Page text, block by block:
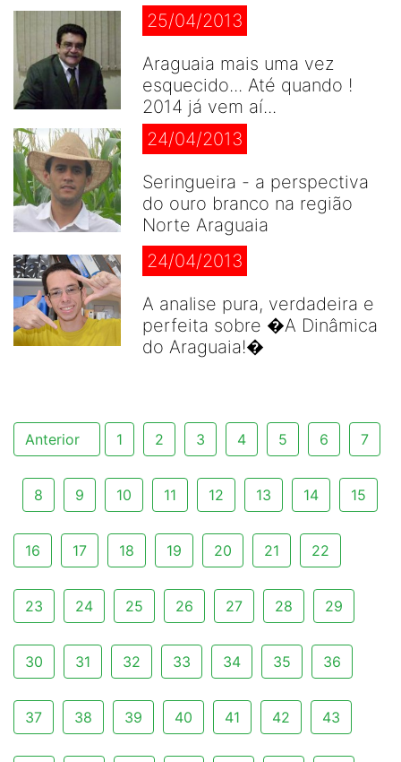
25/04/2013
Araguaia mais uma vez
esquecido... Até quando !
2014 já vem aí...
24/04/2013
Seringueira - a perspectiva
do ouro branco na região
Norte Araguaia
24/04/2013
A analise pura, verdadeira e
perfeita sobre �A Dinâmica
do Araguaia!�
Anterior 1 2 3 4 5 6 7
8 9 10 11 12 13 14 15
16 17 18 19 20 21 22
23 24 25 26 27 28 29
30 31 32 33 34 35 36
37 38 39 40 41 42 43